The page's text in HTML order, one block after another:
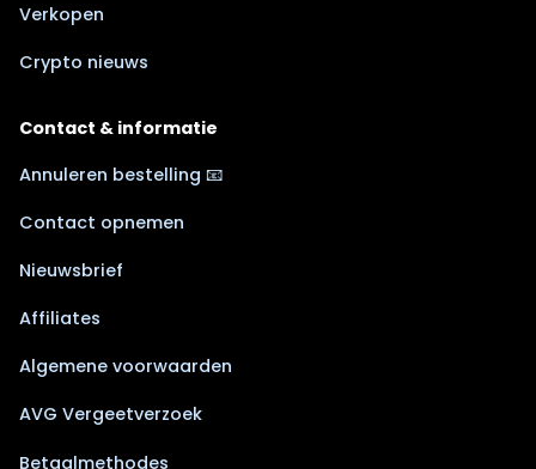
Verkopen
Crypto nieuws
Contact & informatie
Annuleren bestelling 📧
Contact opnemen
Nieuwsbrief
Affiliates
Algemene voorwaarden
AVG Vergeetverzoek
Betaalmethodes